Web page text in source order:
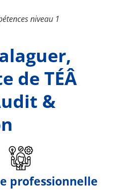
de TÉÂ
&
professionnelle
niveau 1